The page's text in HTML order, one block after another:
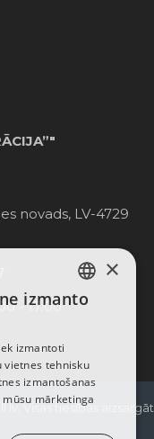
novads, LV-4729
- 17:00
Visas tiesības
LATVIAN
ENGLISH
×
izmanto
izmantoti
vietnes tehnisku
izmantošanas
mārketinga